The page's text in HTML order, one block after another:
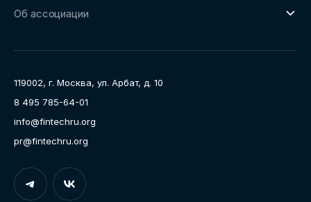
Рабочие группы
Направления работы
Об ассоциации
Карьера
Контакты
Документы
119002, г. Москва, ул. Арбат, д. 10
8 495 785-64-01
info@fintechru.org
pr@fintechru.org
Вход